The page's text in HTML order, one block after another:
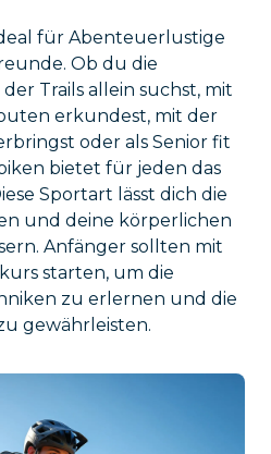
für Abenteuerlustige
Ob du die
Trails allein suchst, mit
erkundest, mit der
oder als Senior fit
bietet für jeden das
Sportart lässt dich die
und deine körperlichen
Anfänger sollten mit
starten, um die
zu erlernen und die
gewährleisten.